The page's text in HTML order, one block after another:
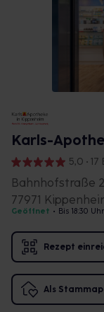
Karls-
5,0 •
Bahnhofstraße
77971
Geöffnet • Bis 18:30 Uhr
Rezept
Als